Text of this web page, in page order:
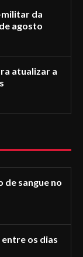
da
agosto
atualizar a
de sangue no
os dias